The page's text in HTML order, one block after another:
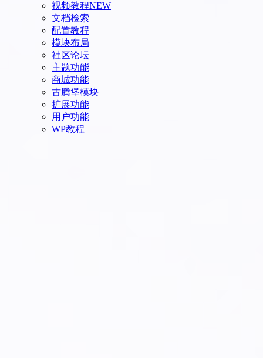
视频教程NEW
文档检索
配置教程
模块布局
社区论坛
主题功能
商城功能
古腾堡模块
扩展功能
用户功能
WP教程